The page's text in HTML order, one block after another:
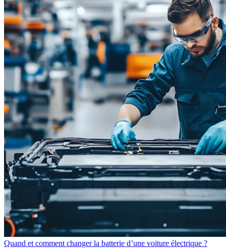
Quand et comment changer la batterie d’une voiture électrique ?